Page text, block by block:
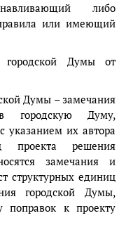
либо
или имеющий
городской Думы от
Думы – замечания
городскую Думу,
их автора
проекта решения
замечания и
структурных единиц
городской Думы,
поправок к проекту